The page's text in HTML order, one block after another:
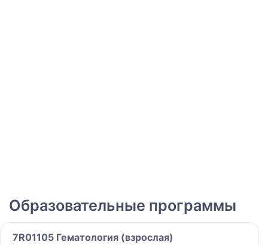
Образовательные программы
7R01105 Гематология (взрослая)